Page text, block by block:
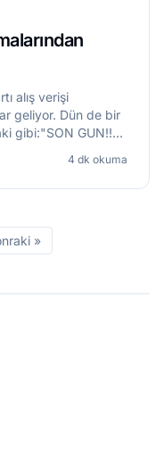
alış verişi
geliyor. Dün de bir
gibi:"SON GUN!!
4 dk okuma
»